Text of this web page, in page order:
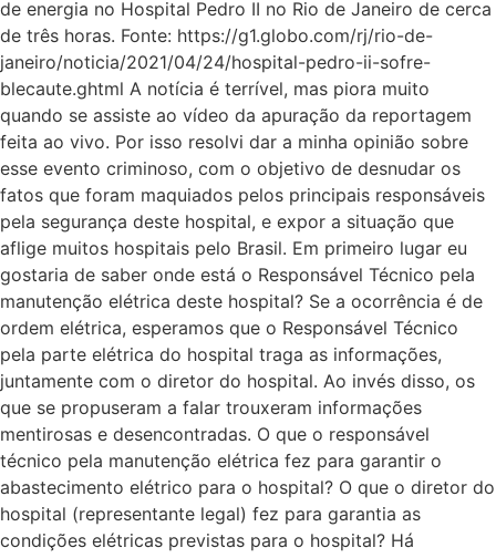
de energia no Hospital Pedro II no Rio de Janeiro de cerca
de três horas. Fonte: https://g1.globo.com/rj/rio-de-
janeiro/noticia/2021/04/24/hospital-pedro-ii-sofre-
blecaute.ghtml A notícia é terrível, mas piora muito
quando se assiste ao vídeo da apuração da reportagem
feita ao vivo. Por isso resolvi dar a minha opinião sobre
esse evento criminoso, com o objetivo de desnudar os
fatos que foram maquiados pelos principais responsáveis
pela segurança deste hospital, e expor a situação que
aflige muitos hospitais pelo Brasil. Em primeiro lugar eu
gostaria de saber onde está o Responsável Técnico pela
manutenção elétrica deste hospital? Se a ocorrência é de
ordem elétrica, esperamos que o Responsável Técnico
pela parte elétrica do hospital traga as informações,
juntamente com o diretor do hospital. Ao invés disso, os
que se propuseram a falar trouxeram informações
mentirosas e desencontradas. O que o responsável
técnico pela manutenção elétrica fez para garantir o
abastecimento elétrico para o hospital? O que o diretor do
hospital (representante legal) fez para garantia as
condições elétricas previstas para o hospital? Há